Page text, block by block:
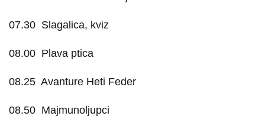
07.30 Slagalica, kviz
08.00 Plava ptica
08.25 Avanture Heti Feder
08.50 Majmunoljupci